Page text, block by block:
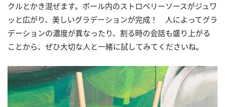
クルとかき混ぜます。ボール内のストロベリーソースがジュワ
ッと広がり、美しいグラデーションが完成！ 人によってグラ
デーションの濃度が異なったり、割る時の会話も盛り上がる
ことから、ぜひ大切な人と一緒に試してみてくださいね。